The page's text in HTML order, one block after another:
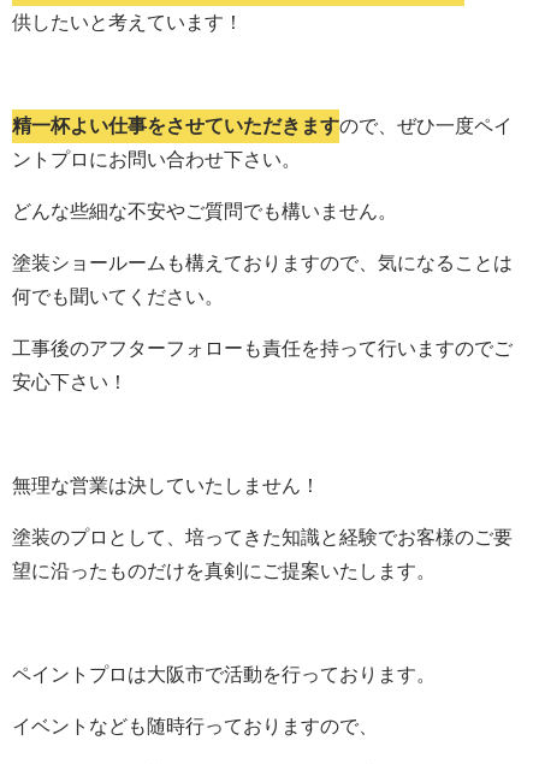
供したいと考えています！
精一杯よい仕事をさせていただきますので、ぜひ一度ペイ
ントプロにお問い合わせ下さい。
どんな些細な不安やご質問でも構いません。
塗装ショールームも構えておりますので、気になることは
何でも聞いてください。
工事後のアフターフォローも責任を持って行いますのでご
安心下さい！
無理な営業は決していたしません！
塗装のプロとして、培ってきた知識と経験でお客様のご要
望に沿ったものだけを真剣にご提案いたします。
ペイントプロは大阪市で活動を行っております。
イベントなども随時行っておりますので、